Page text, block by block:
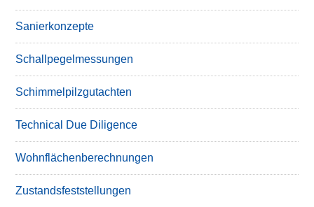
Sanierkonzepte
Schallpegelmessungen
Schimmelpilzgutachten
Technical Due Diligence
Wohnflächenberechnungen
Zustandsfeststellungen